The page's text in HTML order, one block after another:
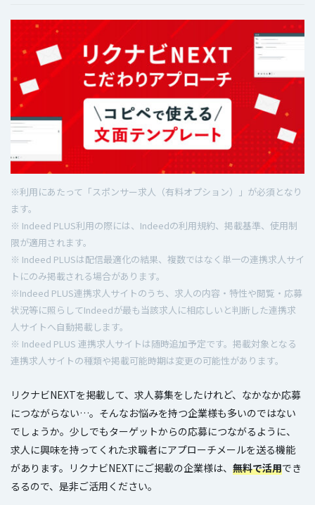
※利用にあたって「スポンサー求人（有料オプション）」が必須となり
ます。
※ Indeed PLUS利用の際には、Indeedの利用規約、掲載基準、使用制
限が適用されます。
※ Indeed PLUSは配信最適化の結果、複数ではなく単一の連携求人サイ
トにのみ掲載される場合があります。
※Indeed PLUS連携求人サイトのうち、求人の内容・特性や閲覧・応募
状況等に照らしてIndeedが最も当該求人に相応しいと判断した連携求
人サイトへ自動掲載します。
※ Indeed PLUS 連携求人サイトは随時追加予定です。掲載対象となる
連携求人サイトの種類や掲載可能時期は変更の可能性があります。
リクナビNEXTを掲載して、求人募集をしたけれど、なかなか応募
につながらない…。そんなお悩みを持つ企業様も多いのではない
でしょうか。少しでもターゲットからの応募につながるように、
求人に興味を持ってくれた求職者にアプローチメールを送る機能
があります。リクナビNEXTにご掲載の企業様は、 無料で活用でき
るるので、是非ご活用ください。